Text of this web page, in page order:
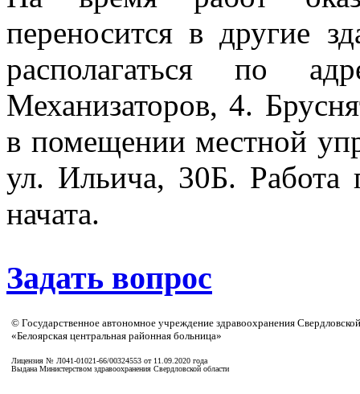
переносится в другие
располагаться по
Механизаторов, 4.
в помещении местной
ул. Ильича, 30Б. Работа
начата.
Задать вопрос
© Государственное автономное учреждение здравоохранения
«Белоярская центральная районная больница»
Лицензия № Л041-01021-66/00324553 от 11.09.2020 года
Выдана Министерством здравоохранения Свердловской области